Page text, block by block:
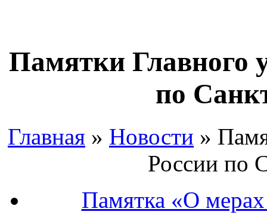
Памятки Главного
по
Главная » Новости »
России по
Памятка «О